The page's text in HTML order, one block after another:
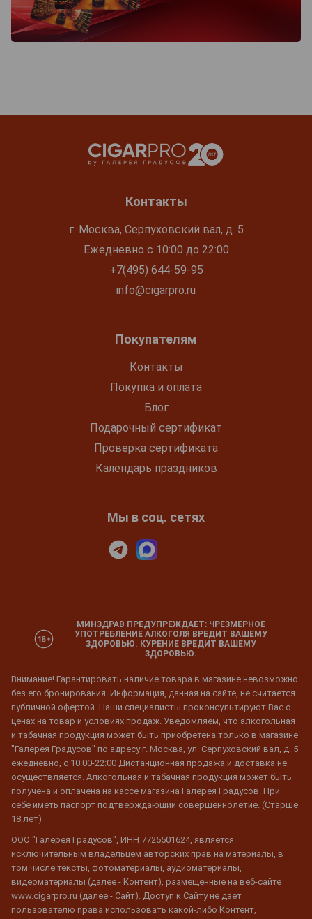
Контакты
г. Москва, Серпуховский вал, д. 5
Ежедневно с 10:00 до 22:00
+7(495) 644-59-95
info@cigarpro.ru
Покупателям
Контакты
Покупка и оплата
Блог
Подарочный сертификат
Проверка сертификата
Календарь праздников
Мы в соц. сетях
МИНЗДРАВ ПРЕДУПРЕЖДАЕТ: ЧРЕЗМЕРНОЕ
УПОТРЕБЛЕНИЕ АЛКОГОЛЯ ВРЕДИТ ВАШЕМУ
ЗДОРОВЬЮ. КУРЕНИЕ ВРЕДИТ ВАШЕМУ
ЗДОРОВЬЮ.
Внимание! Гарантировать наличие товара в магазине невозможно
без его бронирования. Информация, данная на сайте, не считается
публичной офертой. Наши специалисты проконсультируют Вас о
ценах на товар и условиях продаж. Уведомляем, что алкогольная
и табачная продукция может быть приобретена только в магазине
"Галерея Градусов" по адресу г. Москва, ул. Серпуховский вал, д. 5
ежедневно, с 10:00-22:00 Дистанционная продажа и доставка не
осуществляется. Алкогольная и табачная продукция может быть
получена и оплачена на кассе магазина Галерея Градусов. При
себе иметь паспорт подтверждающий совершеннолетие. (Старше
18 лет)
ООО "Галерея Градусов", ИНН 7725501624, является
исключительным владельцем авторских прав на материалы, в
том числе тексты, фотоматериалы, аудиоматериалы,
видеоматериалы (далее - Контент), размещенные на веб-сайте
www.cigarpro.ru (далее - Сайт). Доступ к Сайту не дает
пользователю права использовать какой-либо Контент,